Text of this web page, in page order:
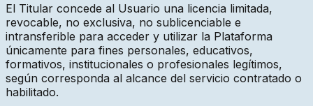
El Titular concede al Usuario una licencia limitada,
revocable, no exclusiva, no sublicenciable e
intransferible para acceder y utilizar la Plataforma
únicamente para fines personales, educativos,
formativos, institucionales o profesionales legítimos,
según corresponda al alcance del servicio contratado o
habilitado.